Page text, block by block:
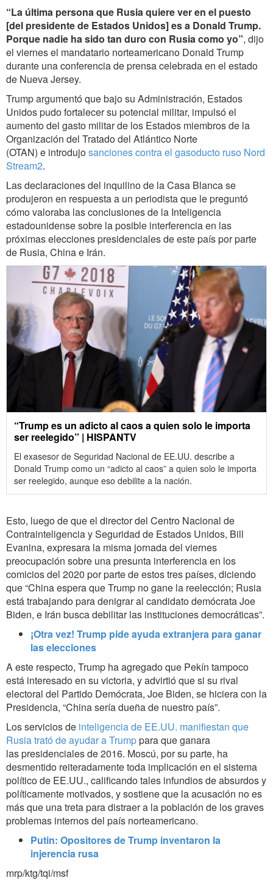
“La última persona que Rusia quiere ver en el puesto
[del presidente de Estados Unidos] es a Donald Trump.
Porque nadie ha sido tan duro con Rusia como yo”, dijo
el viernes el mandatario norteamericano Donald Trump
durante una conferencia de prensa celebrada en el estado
de Nueva Jersey.
Trump argumentó que bajo su Administración, Estados
Unidos pudo fortalecer su potencial militar, impulsó el
aumento del gasto militar de los Estados miembros de la
Organización del Tratado del Atlántico Norte
(OTAN) e introdujosanciones contra el gasoducto ruso Nord
Stream2.
Las declaraciones del inquilino de la Casa Blanca se
produjeron en respuesta a un periodista que le preguntó
cómo valoraba las conclusiones de la Inteligencia
estadounidense sobre la posible interferencia en las
próximas elecciones presidenciales de este país por parte
de Rusia, China e Irán.
“Trump es un adicto al caos a quien solo le importa
ser reelegido” | HISPANTV
El exasesor de Seguridad Nacional de EE.UU. describe a
Donald Trump como un “adicto al caos” a quien solo le importa
ser reelegido, aunque eso debilite a la nación.
Esto, luego de que el director del Centro Nacional de
Contrainteligencia y Seguridad de Estados Unidos, Bill
Evanina, expresara la misma jornada del viernes
preocupación sobre una presunta interferencia en los
comicios del 2020 por parte de estos tres países, diciendo
que “China espera que Trump no gane la reelección; Rusia
está trabajando para denigrar al candidato demócrata Joe
Biden, e Irán busca debilitar las instituciones democráticas”.
¡Otra vez! Trump pide ayuda extranjera para ganar
las elecciones
A este respecto, Trump ha agregado que Pekín tampoco
está interesado en su victoria, y advirtió que si su rival
electoral del Partido Demócrata, Joe Biden, se hiciera con la
Presidencia, “China sería dueña de nuestro país”.
Los servicios de inteligencia de EE.UU. manifiestan que
Rusia trató de ayudar a Trumppara que ganara
las presidenciales de 2016. Moscú, por su parte, ha
desmentido reiteradamente toda implicación en el sistema
político de EE.UU., calificando tales infundios de absurdos y
políticamente motivados, y sostiene que la acusación no es
más que una treta para distraer a la población de los graves
problemas internos del país norteamericano.
Putin: Opositores de Trump inventaron la
injerencia rusa
mrp/ktg/tqi/msf